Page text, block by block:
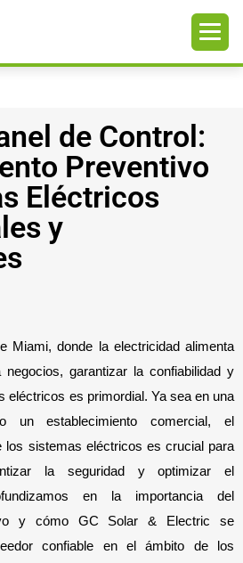
de Control:
Preventivo
Eléctricos
y
Miami, donde la electricidad alimenta
garantizar la confiabilidad y
eléctricos es primordial. Ya sea en una
un establecimiento comercial, el
los sistemas eléctricos es crucial para
la seguridad y optimizar el
en la importancia del
y cómo GC Solar & Electric se
confiable en el ámbito de los